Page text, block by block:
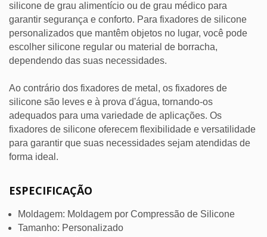
silicone de grau alimentício ou de grau médico para
garantir segurança e conforto. Para fixadores de silicone
personalizados que mantêm objetos no lugar, você pode
escolher silicone regular ou material de borracha,
dependendo das suas necessidades.
Ao contrário dos fixadores de metal, os fixadores de
silicone são leves e à prova d'água, tornando-os
adequados para uma variedade de aplicações. Os
fixadores de silicone oferecem flexibilidade e versatilidade
para garantir que suas necessidades sejam atendidas de
forma ideal.
ESPECIFICAÇÃO
Moldagem: Moldagem por Compressão de Silicone
Tamanho: Personalizado